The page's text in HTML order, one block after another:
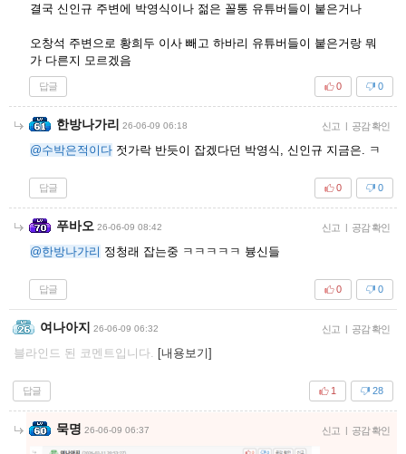
결국 신인규 주변에 박영식이나 젊은 꼴통 유튜버들이 붙은거나
오창석 주변으로 황희두 이사 빼고 하바리 유튜버들이 붙은거랑 뭐
가 다른지 모르겠음
답글 0
0
한방나가리 26-06-09 06:18 신고 | 공감 확인
@수박은적이다 젓가락 반듯이 잡겠다던 박영식, 신인규 지금은. ㅋ
답글 0
0
푸바오 26-06-09 08:42 신고 | 공감 확인
@한방나가리 정청래 잡는중 ㅋㅋㅋㅋㅋ 븅신들
답글 0
0
여나아지 26-06-09 06:32 신고 | 공감 확인
블라인드 된 코멘트입니다. [내용보기]
답글 28
1
묵명 26-06-09 06:37 신고 | 공감 확인